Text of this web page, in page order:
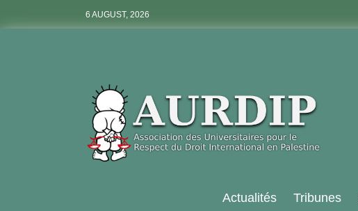
6 AUGUST, 2026
Aurdip
Actualités Tribunes